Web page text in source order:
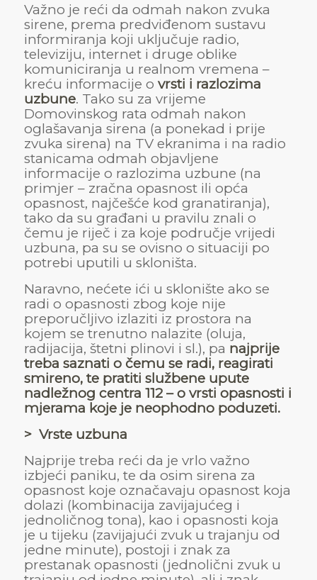
Važno je reći da odmah nakon zvuka
sirene, prema predviđenom sustavu
informiranja koji uključuje radio,
televiziju, internet i druge oblike
komuniciranja u realnom vremena –
kreću informacije o vrsti i razlozima
uzbune. Tako su za vrijeme
Domovinskog rata odmah nakon
oglašavanja sirena (a ponekad i prije
zvuka sirena) na TV ekranima i na radio
stanicama odmah objavljene
informacije o razlozima uzbune (na
primjer – zračna opasnost ili opća
opasnost, najčešće kod granatiranja),
tako da su građani u pravilu znali o
čemu je riječ i za koje područje vrijedi
uzbuna, pa su se ovisno o situaciji po
potrebi uputili u skloništa.
Naravno, nećete ići u sklonište ako se
radi o opasnosti zbog koje nije
preporučljivo izlaziti iz prostora na
kojem se trenutno nalazite (oluja,
radijacija, štetni plinovi i sl.), pa najprije
treba saznati o čemu se radi, reagirati
smireno, te pratiti službene upute
nadležnog centra 112 –o vrsti opasnosti i
mjerama koje je neophodno poduzeti.
> Vrste uzbuna
Najprije treba reći da je vrlo važno
izbjeći paniku, te da osim sirena za
opasnost koje označavaju opasnost koja
dolazi (kombinacija zavijajućeg i
jednoličnog tona), kao i opasnosti koja
je u tijeku (zavijajući zvuk u trajanju od
jedne minute), postoji i znak za
prestanak opasnosti (jednolični zvuk u